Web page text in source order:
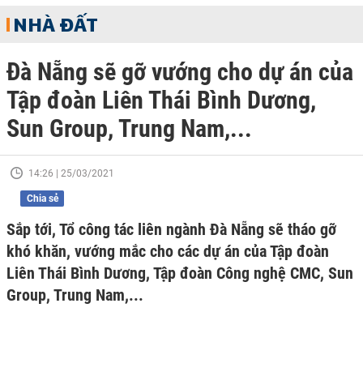
NHÀ ĐẤT
Đà Nẵng sẽ gỡ vướng cho dự án của
Tập đoàn Liên Thái Bình Dương,
Sun Group, Trung Nam,...
14:26 | 25/03/2021
Chia sẻ
Sắp tới, Tổ công tác liên ngành Đà Nẵng sẽ tháo gỡ
khó khăn, vướng mắc cho các dự án của Tập đoàn
Liên Thái Bình Dương, Tập đoàn Công nghệ CMC, Sun
Group, Trung Nam,...